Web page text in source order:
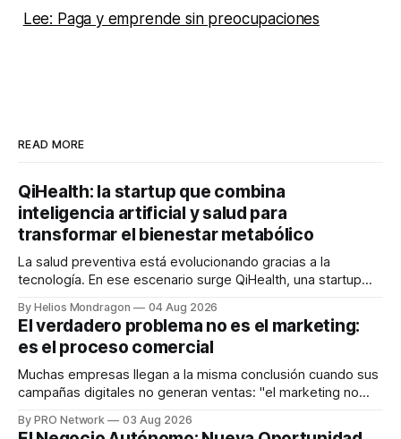
Lee: Paga y emprende sin preocupaciones
READ MORE
QiHealth: la startup que combina
inteligencia artificial y salud para
transformar el bienestar metabólico
La salud preventiva está evolucionando gracias a la
tecnología. En ese escenario surge QiHealth, una startup
dispositivos inteligentes, inteligencia artificial y monitoreo
en tiempo real para ayudar a las personas a tomar mejores
decisiones sobre su salud metabólica. Su propuesta busca
responder
By Helios Mondragon 04 Aug 2026
El verdadero problema no es el marketing:
es el proceso comercial
Muchas empresas llegan a la misma conclusión cuando sus
campañas digitales no generan ventas: "el marketing no
INTERIUS, el problema suele estar en otro lugar. Durante
By PRO Network 03 Aug 2026